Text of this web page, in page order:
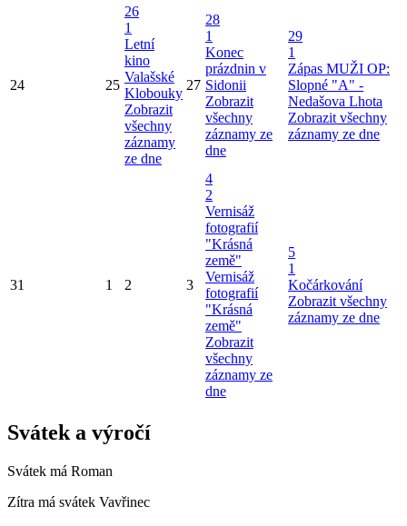
24 25
26
1
Letní
kino
Valašské
Klobouky
Zobrazit
všechny
záznamy
ze dne
27
28
1
Konec
prázdnin v
Sidonii
Zobrazit
všechny
záznamy ze
dne
29
1
Zápas MUŽI OP:
Slopné "A" -
Nedašova Lhota
Zobrazit všechny
záznamy ze dne
31 1 2 3
4
2
Vernisáž
fotografií
"Krásná
země"
Vernisáž
fotografií
"Krásná
země"
Zobrazit
všechny
záznamy ze
dne
5
1
Kočárkování
Zobrazit všechny
záznamy ze dne
Svátek a výročí
Svátek má Roman
Zítra má svátek Vavřinec